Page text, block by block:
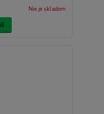
Nie je skladom